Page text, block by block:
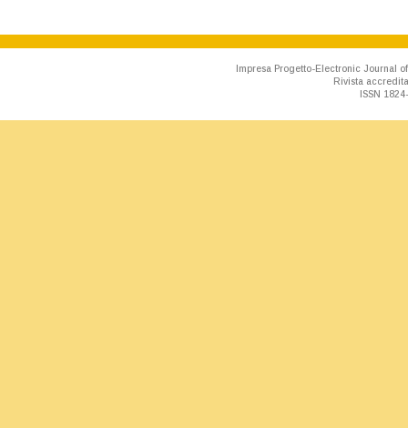
Impresa Progetto-Electronic Journal
Rivista
ISSN